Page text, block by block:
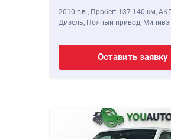
2010 г.в., Пробег: 137 140 км,
Дизель, Полный привод,
Оставить заявку